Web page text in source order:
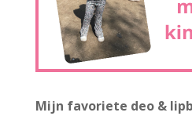
Mijn favoriete deo &